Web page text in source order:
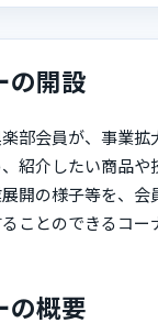
の開設
部会員が、事業拡
紹介したい商品や
開の様子等を、会
ことのできるコー
の概要